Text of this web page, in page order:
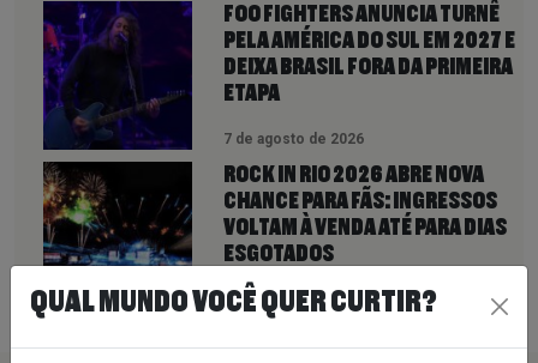
FOO FIGHTERS ANUNCIA TURNÊ
PELA AMÉRICA DO SUL EM 2027 E
DEIXA BRASIL FORA DA PRIMEIRA
ETAPA
7 de agosto de 2026
ROCK IN RIO 2026 ABRE NOVA
CHANCE PARA FÃS: INGRESSOS
VOLTAM À VENDA ATÉ PARA DIAS
ESGOTADOS
6 de agosto de 2026
QUAL MUNDO VOCÊ QUER CURTIR?